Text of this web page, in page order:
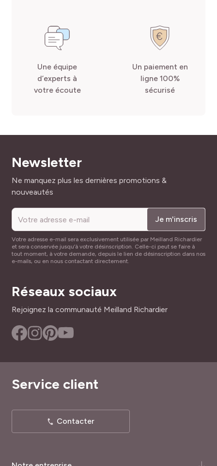
Une équipe
d’experts à
votre écoute
Un paiement en
ligne 100%
sécurisé
Newsletter
Adresse mail
Ne manquez plus les dernières promotions &
nouveautés
Je m'inscris
Votre adresse e-mail sera exclusivement utilisée par Meilland Richardier
et sera conservée jusqu’à votre désinscription. Celle-ci peut se faire à
tout moment, à votre demande, depuis le lien de désinscription dans nos
e-mails, ou en nous contactant directement.
Réseaux sociaux
Rejoignez la communauté Meilland Richardier
Service client
Contacter